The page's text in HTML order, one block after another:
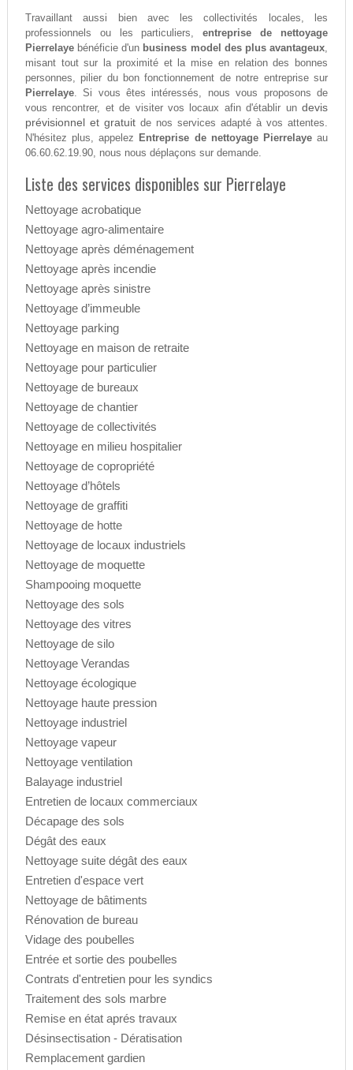
Travaillant aussi bien avec les collectivités locales, les
professionnels ou les particuliers,entreprise de nettoyage
Pierrelayebénéficie d'un business model des plus avantageux,
misant tout sur la proximité et la mise en relation des bonnes
personnes, pilier du bon fonctionnement de notre entreprise sur
Pierrelaye. Si vous êtes intéressés, nous vous proposons de
vous rencontrer, et de visiter vos locaux afin d'établir undevis
prévisionnel et gratuitde nos services adapté à vos attentes.
N'hésitez plus, appelez Entreprise de nettoyage Pierrelayeau
06.60.62.19.90, nous nous déplaçons sur demande.
Liste des services disponibles sur Pierrelaye
Nettoyage acrobatique
Nettoyage agro-alimentaire
Nettoyage après déménagement
Nettoyage après incendie
Nettoyage après sinistre
Nettoyage d’immeuble
Nettoyage parking
Nettoyage en maison de retraite
Nettoyage pour particulier
Nettoyage de bureaux
Nettoyage de chantier
Nettoyage de collectivités
Nettoyage en milieu hospitalier
Nettoyage de copropriété
Nettoyage d’hôtels
Nettoyage de graffiti
Nettoyage de hotte
Nettoyage de locaux industriels
Nettoyage de moquette
Shampooing moquette
Nettoyage des sols
Nettoyage des vitres
Nettoyage de silo
Nettoyage Verandas
Nettoyage écologique
Nettoyage haute pression
Nettoyage industriel
Nettoyage vapeur
Nettoyage ventilation
Balayage industriel
Entretien de locaux commerciaux
Décapage des sols
Dégât des eaux
Nettoyage suite dégât des eaux
Entretien d'espace vert
Nettoyage de bâtiments
Rénovation de bureau
Vidage des poubelles
Entrée et sortie des poubelles
Contrats d'entretien pour les syndics
Traitement des sols marbre
Remise en état aprés travaux
Désinsectisation - Dératisation
Remplacement gardien